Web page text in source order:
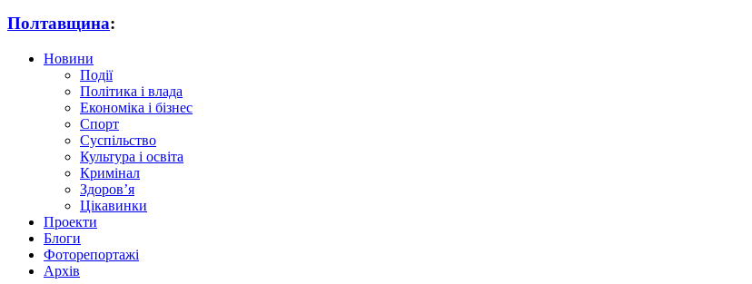
Полтавщина:
Новини
Події
Політика і влада
Економіка і бізнес
Спорт
Суспільство
Культура і освіта
Кримінал
Здоров’я
Цікавинки
Проекти
Блоги
Фоторепортажі
Архів